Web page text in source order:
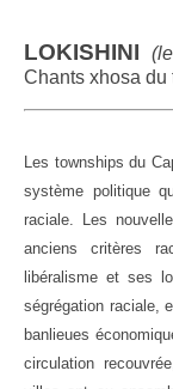
LOKISHINI
Chants xhosa
Les townships du
système politique
raciale. Les
anciens critères
libéralisme et ses
ségrégation raciale,
banlieues
circulation